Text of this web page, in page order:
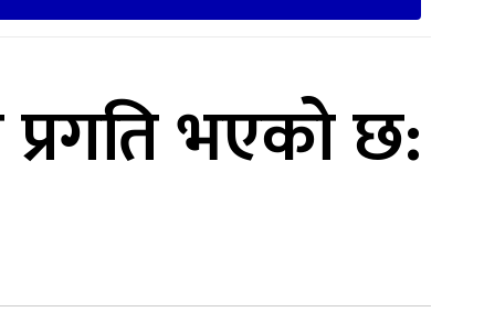
प्रगति भएको छ: